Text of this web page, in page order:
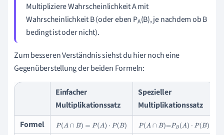
Multipliziere Wahrscheinlichkeit A mit
Wahrscheinlichkeit B (oder eben PA(B), je nachdem ob B
bedingt ist oder nicht).
Zum besseren Verständnis siehst du hier noch eine
Gegenüberstellung der beiden Formeln:
Einfacher
Multiplikationssatz
Spezieller
Multiplikationssatz
Formel
P(A∩B)=P(A)·P(B ) P(A∩B)=PB(A)·P( B)